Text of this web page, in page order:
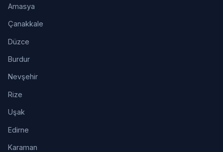
Amasya
Çanakkale
Düzce
Burdur
Nevşehir
Rize
Uşak
Edirne
Karaman